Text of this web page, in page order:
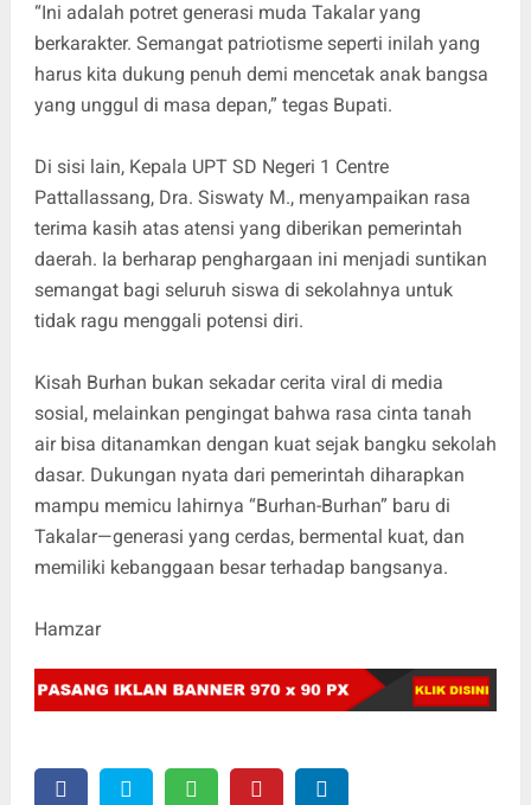
“Ini adalah potret generasi muda Takalar yang
berkarakter. Semangat patriotisme seperti inilah yang
harus kita dukung penuh demi mencetak anak bangsa
yang unggul di masa depan,” tegas Bupati.
Di sisi lain, Kepala UPT SD Negeri 1 Centre
Pattallassang, Dra. Siswaty M., menyampaikan rasa
terima kasih atas atensi yang diberikan pemerintah
daerah. Ia berharap penghargaan ini menjadi suntikan
semangat bagi seluruh siswa di sekolahnya untuk
tidak ragu menggali potensi diri.
Kisah Burhan bukan sekadar cerita viral di media
sosial, melainkan pengingat bahwa rasa cinta tanah
air bisa ditanamkan dengan kuat sejak bangku sekolah
dasar. Dukungan nyata dari pemerintah diharapkan
mampu memicu lahirnya “Burhan-Burhan” baru di
Takalar—generasi yang cerdas, bermental kuat, dan
memiliki kebanggaan besar terhadap bangsanya.
Hamzar